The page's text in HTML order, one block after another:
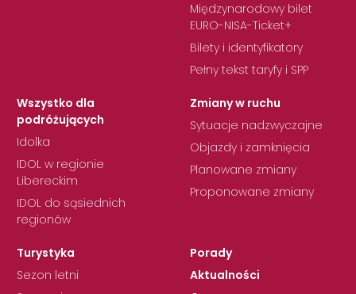
Międzynarodowy bilet
EURO-NISA-Ticket+
Bilety i identyfikatory
Pełny tekst taryfy i SPP
Wszystko dla
podróżujących
Idolka
IDOL w regionie
Libereckim
IDOL do sąsiednich
regionów
Zmiany w ruchu
Sytuacje nadzwyczajne
Objazdy i zamknięcia
Planowane zmiany
Proponowane zmiany
Turystyka
Sezon letni
Porady
Aktualności